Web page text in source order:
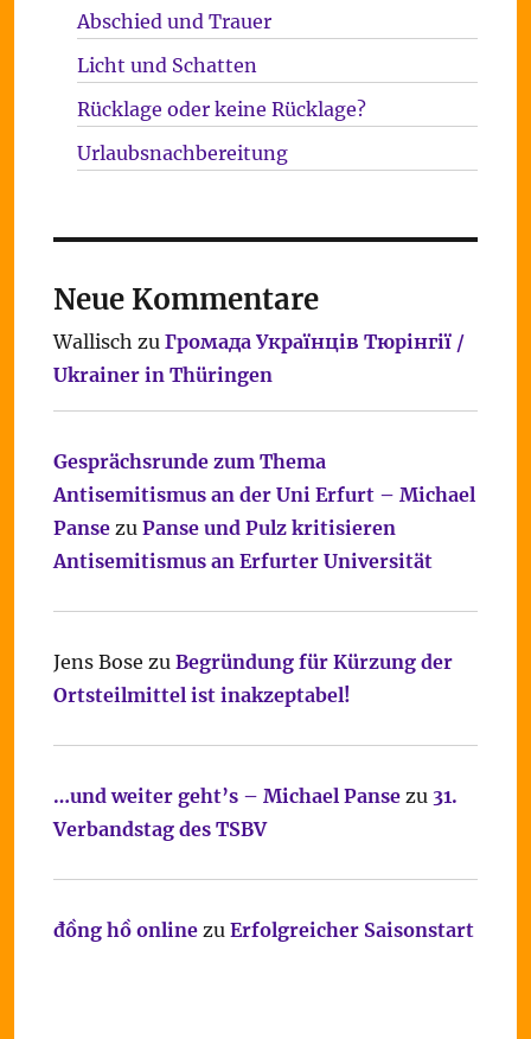
Abschied und Trauer
Licht und Schatten
Rücklage oder keine Rücklage?
Urlaubsnachbereitung
Neue Kommentare
Wallisch zu Громада Українців Тюрінгії /
Ukrainer in Thüringen
Gesprächsrunde zum Thema
Antisemitismus an der Uni Erfurt – Michael
Pansezu Panse und Pulz kritisieren
Antisemitismus an Erfurter Universität
Jens Bose zu Begründung für Kürzung der
Ortsteilmittel ist inakzeptabel!
…und weiter geht’s – Michael Pansezu 31.
Verbandstag des TSBV
đồng hồ onlinezu Erfolgreicher Saisonstart